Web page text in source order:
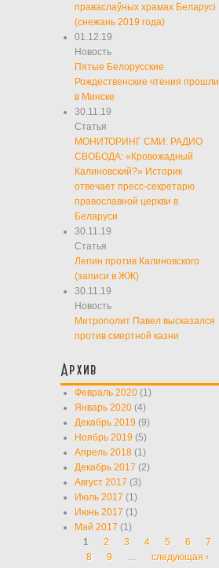
праваслаўных храмах Беларусі
(снежань 2019 года)
01.12.19
Новость
Пятые Белорусские
Рождественские чтения прошли
в Минске
30.11.19
Статья
МОНИТОРИНГ СМИ: РАДИО
СВОБОДА: «Кровожадный
Калиновский?» Историк
отвечает пресс-секретарю
православной церкви в
Беларуси
30.11.19
Статья
Лепин против Калиновского
(записи в ЖЖ)
30.11.19
Новость
Митрополит Павел высказался
против смертной казни
Архив
Февраль 2020 (1)
Январь 2020 (4)
Декабрь 2019 (9)
Ноябрь 2019 (5)
Апрель 2018 (1)
Декабрь 2017 (2)
Август 2017 (3)
Июль 2017 (1)
Июнь 2017 (1)
Май 2017 (1)
Страницы
1 2 3 4 5 6
7
8
9 …
следующая ›